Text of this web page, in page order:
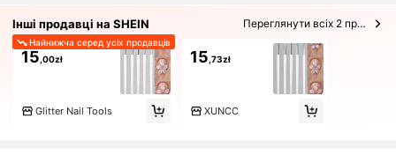
Інші продавці на SHEIN Переглянути всіх 2 продавців
Найнижча серед усіх продавців
15 ,00zł
Glitter Nail Tools
15 ,73zł
XUNCC